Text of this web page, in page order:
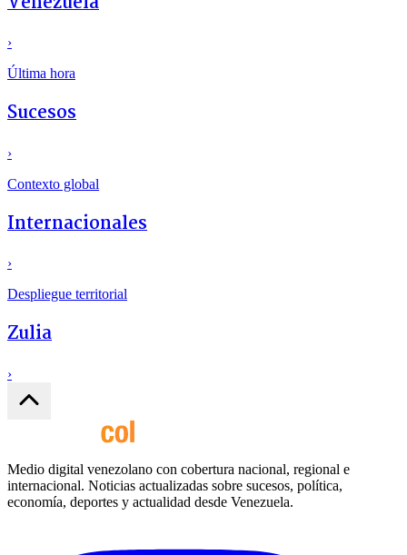
›
Última hora
Sucesos
›
Contexto global
Internacionales
›
Despliegue territorial
Zulia
›
Medio digital venezolano con cobertura nacional, regional e
internacional. Noticias actualizadas sobre sucesos, política,
economía, deportes y actualidad desde Venezuela.